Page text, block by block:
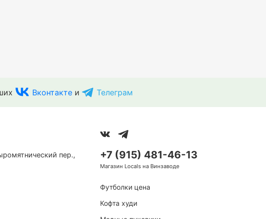
Вконтакте и Телеграм
пер.,
+7 (915) 481-46-13
Магазин Locals на Винзаводе
Футболки цена
Кофта худи